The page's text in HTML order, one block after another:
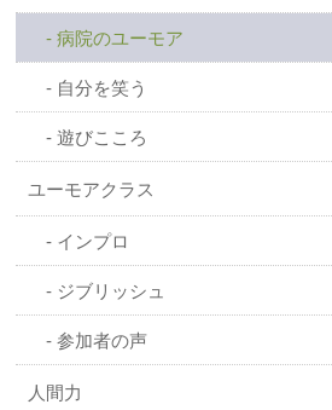
病院のユーモア
自分を笑う
遊びこころ
ユーモアクラス
インプロ
ジブリッシュ
参加者の声
人間力